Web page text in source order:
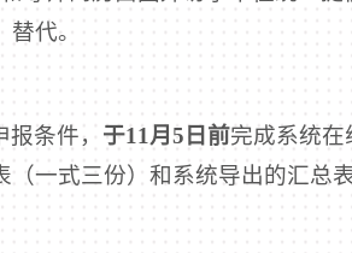
代。
条件， 于11月5 日 前完成系统在
（一式三份）和系统导出的汇总